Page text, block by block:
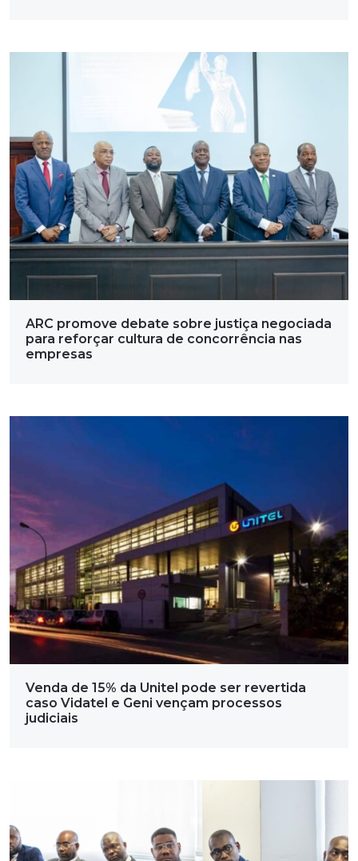
ARC promove debate sobre justiça negociada
para reforçar cultura de concorrência nas
empresas
Venda de 15% da Unitel pode ser revertida
caso Vidatel e Geni vençam processos
judiciais